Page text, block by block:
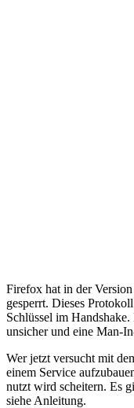
Firefox hat in der
gesperrt. Dieses
Schlüssel im
unsicher und eine Man-
Wer jetzt versucht mit
einem Service
nutzt wird scheitern. Es
siehe Anleitung.